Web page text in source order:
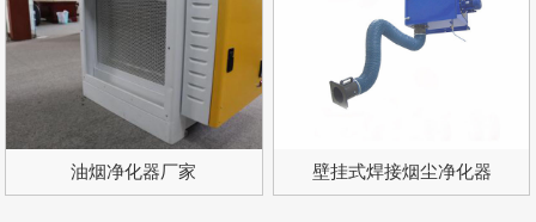
油烟净化器厂家 壁挂式焊接烟尘净化器